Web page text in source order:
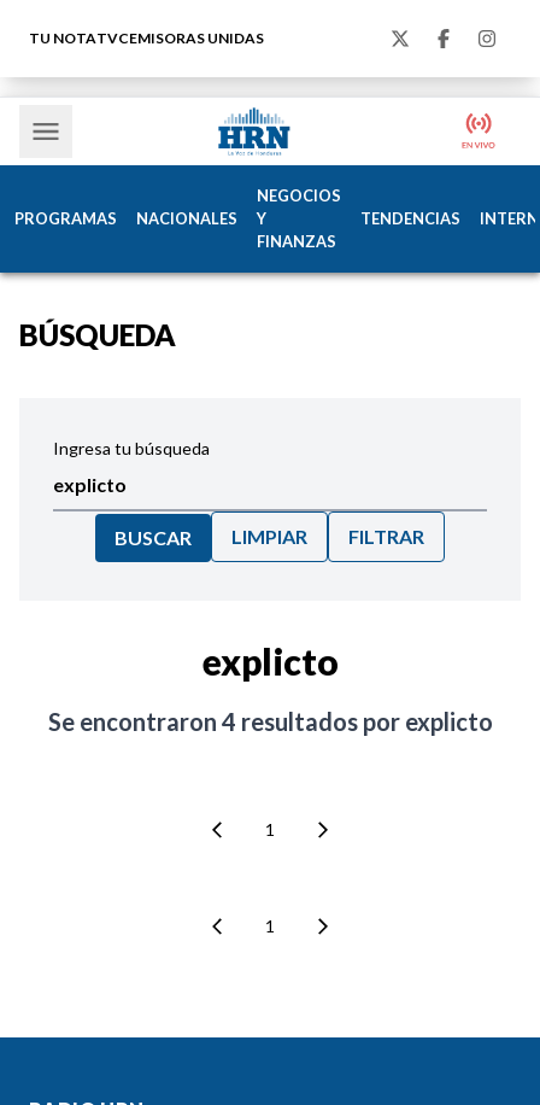
TU NOTATVCEMISORAS UNIDAS
PROGRAMAS NACIONALES
NEGOCIOS
Y
FINANZAS
TENDENCIAS
BÚSQUEDA
Ingresa tu búsqueda
BUSCAR LIMPIAR FILTRAR
explicto
Se encontraron 4 resultados por explicto
1
1